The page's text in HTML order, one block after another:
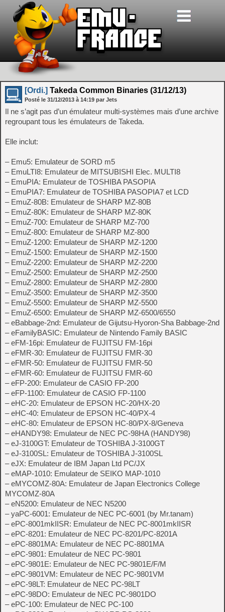
[Ordi.] Takeda Common Binaries (31/12/13)
Posté le 31/12/2013 à 14:19 par Jets
Il ne s’agit pas d’un émulateur multi-systèmes mais d’une archive
regroupant tous les émulateurs de Takeda.
Elle inclut:
– Emu5: Emulateur de SORD m5
– EmuLTI8: Emulateur de MITSUBISHI Elec. MULTI8
– EmuPIA: Emulateur de TOSHIBA PASOPIA
– EmuPIA7: Emulateur de TOSHIBA PASOPIA7 et LCD
– EmuZ-80B: Emulateur de SHARP MZ-80B
– EmuZ-80K: Emulateur de SHARP MZ-80K
– EmuZ-700: Emulateur de SHARP MZ-700
– EmuZ-800: Emulateur de SHARP MZ-800
– EmuZ-1200: Emulateur de SHARP MZ-1200
– EmuZ-1500: Emulateur de SHARP MZ-1500
– EmuZ-2200: Emulateur de SHARP MZ-2200
– EmuZ-2500: Emulateur de SHARP MZ-2500
– EmuZ-2800: Emulateur de SHARP MZ-2800
– EmuZ-3500: Emulateur de SHARP MZ-3500
– EmuZ-5500: Emulateur de SHARP MZ-5500
– EmuZ-6500: Emulateur de SHARP MZ-6500/6550
– eBabbage-2nd: Emulateur de Gijutsu-Hyoron-Sha Babbage-2nd
– eFamilyBASIC: Emulateur de Nintendo Family BASIC
– eFM-16pi: Emulateur de FUJITSU FM-16pi
– eFMR-30: Emulateur de FUJITSU FMR-30
– eFMR-50: Emulateur de FUJITSU FMR-50
– eFMR-60: Emulateur de FUJITSU FMR-60
– eFP-200: Emulateur de CASIO FP-200
– eFP-1100: Emulateur de CASIO FP-1100
– eHC-20: Emulateur de EPSON HC-20/HX-20
– eHC-40: Emulateur de EPSON HC-40/PX-4
– eHC-80: Emulateur de EPSON HC-80/PX-8/Geneva
– eHANDY98: Emulateur de NEC PC-98HA (HANDY98)
– eJ-3100GT: Emulateur de TOSHIBA J-3100GT
– eJ-3100SL: Emulateur de TOSHIBA J-3100SL
– eJX: Emulateur de IBM Japan Ltd PC/JX
– eMAP-1010: Emulateur de SEIKO MAP-1010
– eMYCOMZ-80A: Emulateur de Japan Electronics College
MYCOMZ-80A
– eN5200: Emulateur de NEC N5200
– yaPC-6001: Emulateur de NEC PC-6001 (by Mr.tanam)
– ePC-8001mkIISR: Emulateur de NEC PC-8001mkIISR
– ePC-8201: Emulateur de NEC PC-8201/PC-8201A
– ePC-8801MA: Emulateur de NEC PC-8801MA
– ePC-9801: Emulateur de NEC PC-9801
– ePC-9801E: Emulateur de NEC PC-9801E/F/M
– ePC-9801VM: Emulateur de NEC PC-9801VM
– ePC-98LT: Emulateur de NEC PC-98LT
– ePC-98DO: Emulateur de NEC PC-9801DO
– ePC-100: Emulateur de NEC PC-100